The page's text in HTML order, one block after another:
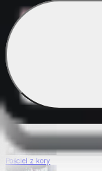
Pościel Dual Feel
Pościel z gładkiej bawełny
Pościel z kory